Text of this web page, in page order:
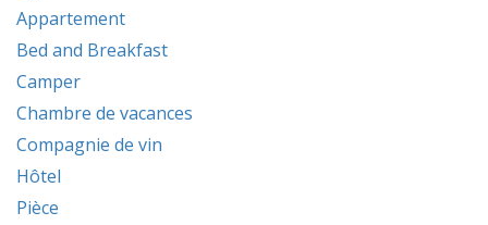
Appartement
Bed and Breakfast
Camper
Chambre de vacances
Compagnie de vin
Hôtel
Pièce